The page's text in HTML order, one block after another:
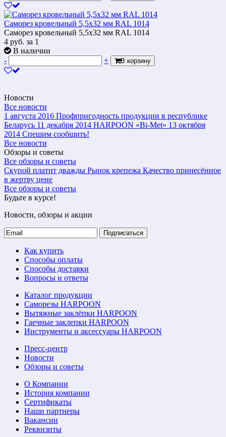
Саморез кровельный 5,5х32 мм RAL 1014
Саморез кровельный 5,5х32 мм RAL 1014
4 руб. за 1
В наличии
-
+ В корзину
Новости
Все новости
1 августа 2016 Профпригодность продукции в республике
Беларусь 11 декабря 2014 HARPOON «Bi-Met» 13 октября
2014 Спешим сообщить!
Все новости
Обзоры и советы
Все обзоры и советы
Скупой платит дважды Рынок крепежа Качество принесённое
в жертву цене
Все обзоры и советы
Будьте в курсе!
Новости, обзоры и акции
Подписаться
Как купить
Способы оплаты
Способы доставки
Вопросы и ответы
Каталог продукции
Саморезы HARPOON
Вытяжные заклёпки HARPOON
Гаечные заклепки HARPOON
Инструменты и аксессуары HARPOON
Пресс-центр
Новости
Обзоры и советы
О Компании
История компании
Сертификаты
Наши партнеры
Вакансии
Реквизиты